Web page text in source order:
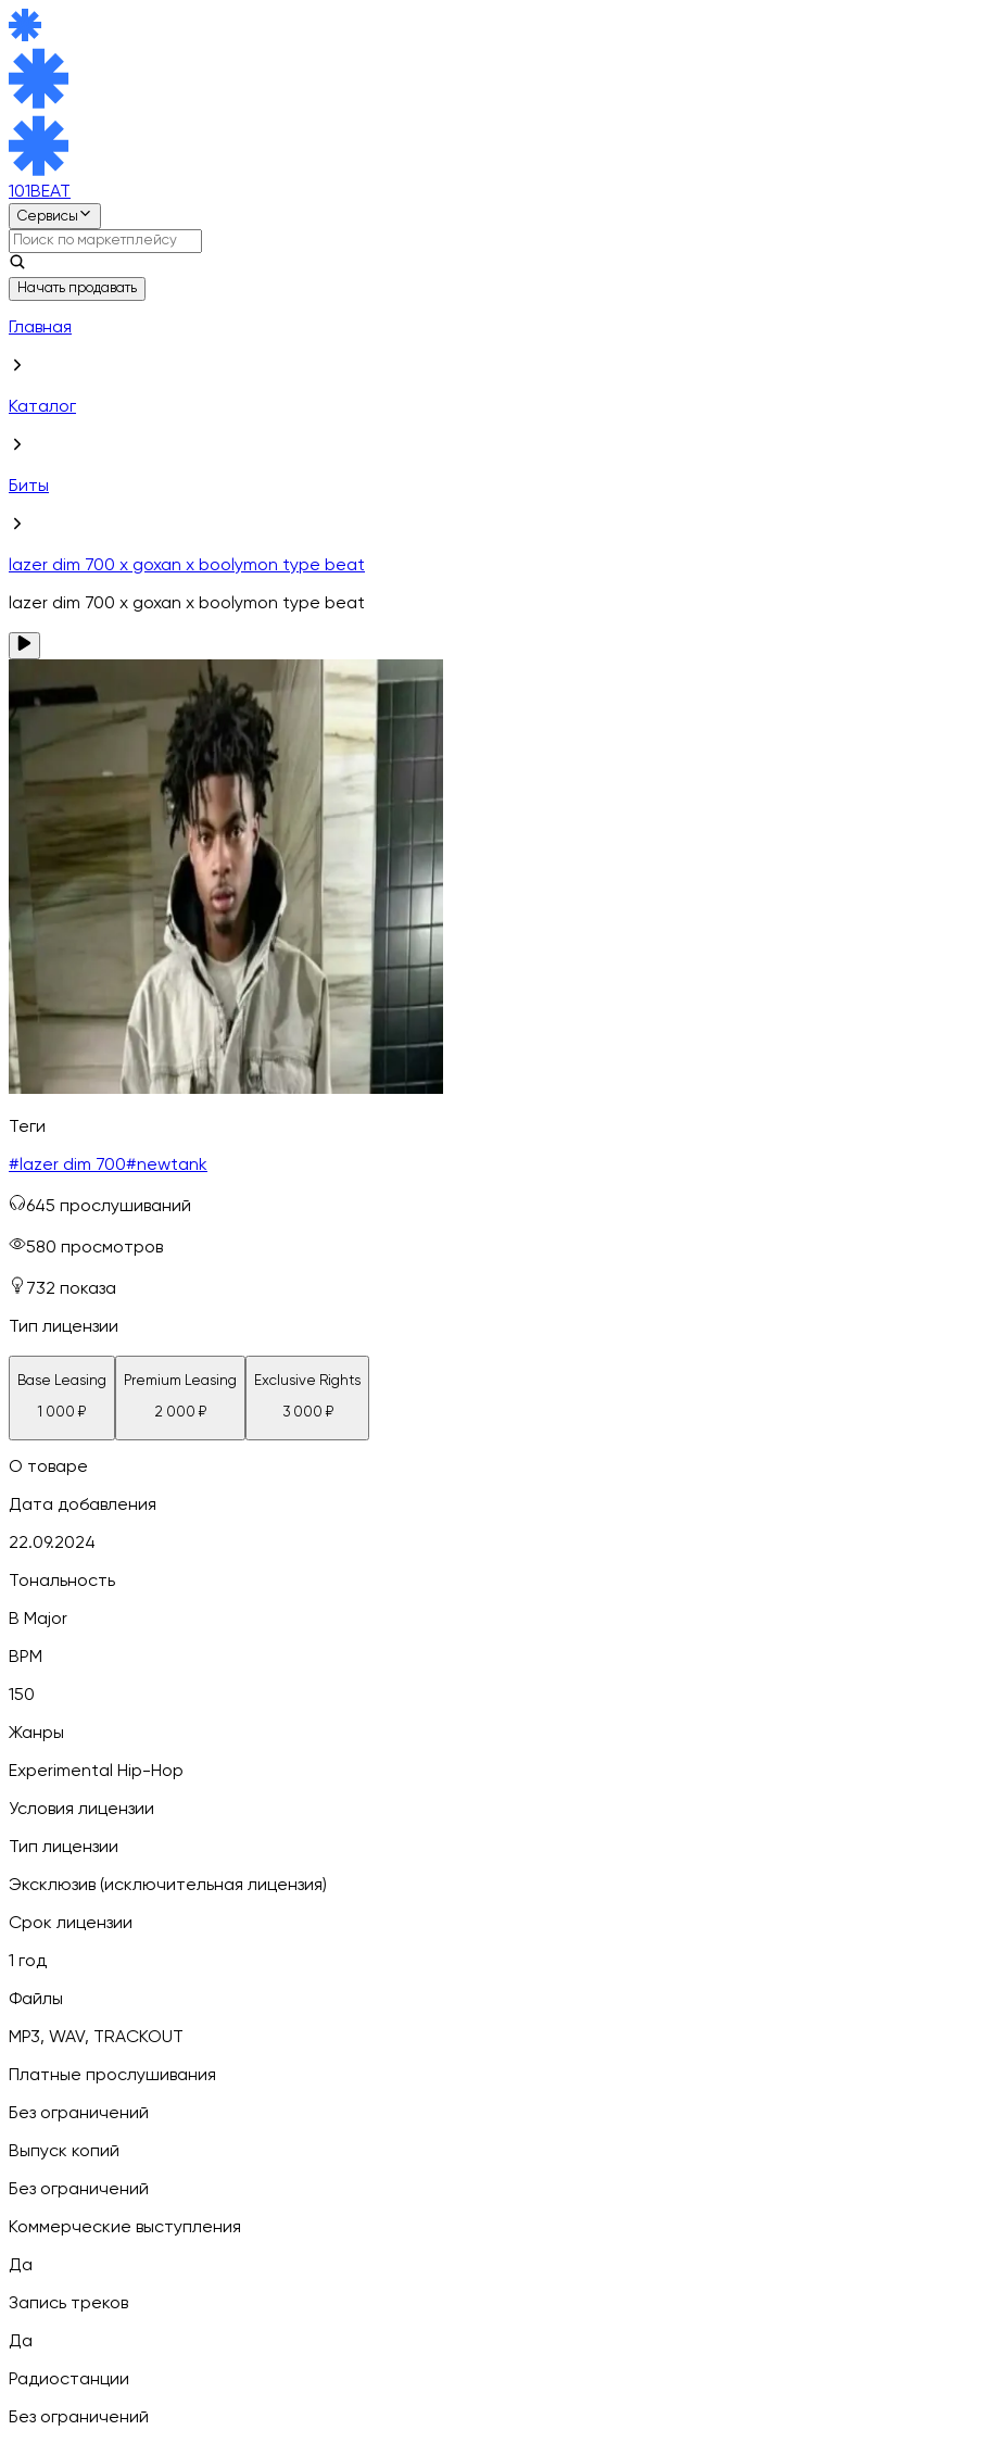
101BEAT
Сервисы
Начать продавать
Главная
Каталог
Биты
lazer dim 700 x goxan x boolymon type beat
lazer dim 700 x goxan x boolymon type beat
Теги
# lazer dim 700#newtank
645 прослушиваний
580 просмотров
732 показа
Тип лицензии
Base Leasing
1 000 ₽
Premium Leasing
2 000 ₽
Exclusive Rights
3 000 ₽
О товаре
Дата добавления
22.09.2024
Тональность
B Major
BPM
150
Жанры
Experimental Hip-Hop
Условия лицензии
Тип лицензии
Эксклюзив (исключительная лицензия)
Срок лицензии
1 год
Файлы
MP3, WAV, TRACKOUT
Платные прослушивания
Без ограничений
Выпуск копий
Без ограничений
Коммерческие выступления
Да
Запись треков
Да
Радиостанции
Без ограничений